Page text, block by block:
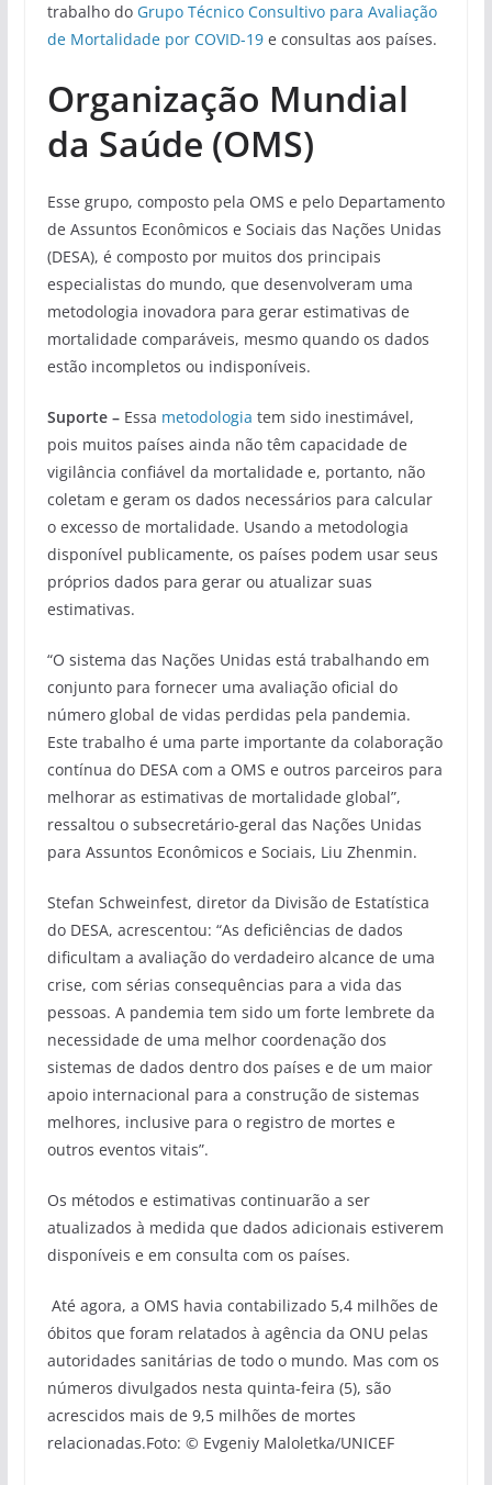
trabalho do Grupo Técnico Consultivo para Avaliação
de Mortalidade por COVID-19e consultas aos países.
Organização Mundial
da Saúde (OMS)
Esse grupo, composto pela OMS e pelo Departamento
de Assuntos Econômicos e Sociais das Nações Unidas
(DESA), é composto por muitos dos principais
especialistas do mundo, que desenvolveram uma
metodologia inovadora para gerar estimativas de
mortalidade comparáveis, mesmo quando os dados
estão incompletos ou indisponíveis.
Suporte –Essa metodologia tem sido inestimável,
pois muitos países ainda não têm capacidade de
vigilância confiável da mortalidade e, portanto, não
coletam e geram os dados necessários para calcular
o excesso de mortalidade. Usando a metodologia
disponível publicamente, os países podem usar seus
próprios dados para gerar ou atualizar suas
estimativas.
“O sistema das Nações Unidas está trabalhando em
conjunto para fornecer uma avaliação oficial do
número global de vidas perdidas pela pandemia.
Este trabalho é uma parte importante da colaboração
contínua do DESA com a OMS e outros parceiros para
melhorar as estimativas de mortalidade global”,
ressaltou o subsecretário-geral das Nações Unidas
para Assuntos Econômicos e Sociais, Liu Zhenmin.
Stefan Schweinfest, diretor da Divisão de Estatística
do DESA, acrescentou: “As deficiências de dados
dificultam a avaliação do verdadeiro alcance de uma
crise, com sérias consequências para a vida das
pessoas. A pandemia tem sido um forte lembrete da
necessidade de uma melhor coordenação dos
sistemas de dados dentro dos países e de um maior
apoio internacional para a construção de sistemas
melhores, inclusive para o registro de mortes e
outros eventos vitais”.
Os métodos e estimativas continuarão a ser
atualizados à medida que dados adicionais estiverem
disponíveis e em consulta com os países.
Até agora, a OMS havia contabilizado 5,4 milhões de
óbitos que foram relatados à agência da ONU pelas
autoridades sanitárias de todo o mundo. Mas com os
números divulgados nesta quinta-feira (5), são
acrescidos mais de 9,5 milhões de mortes
relacionadas.Foto: © Evgeniy Maloletka/UNICEF